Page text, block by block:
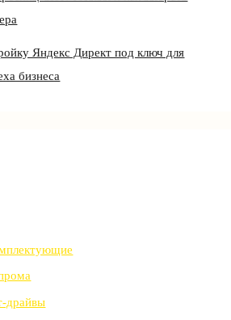
Яндекс Директ под ключ для
бизнеса
драйвы